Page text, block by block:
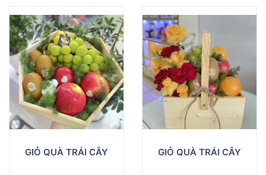
GIỎ QUÀ TRÁI CÂY GIỎ QUÀ TRÁI CÂY